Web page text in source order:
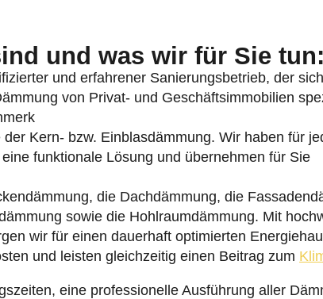
und was wir für Sie tun:
und erfahrener Sanierungsbetrieb, der
von Privat- und Geschäftsimmobilien
Kern- bzw. Einblasdämmung. Wir haben für
funktionale Lösung und übernehmen für Sie
die Dachdämmung, die
sowie die Hohlraumdämmung. Mit
wir für einen dauerhaft optimierten
und leisten gleichzeitig einen Beitrag zum
eine professionelle Ausführung aller